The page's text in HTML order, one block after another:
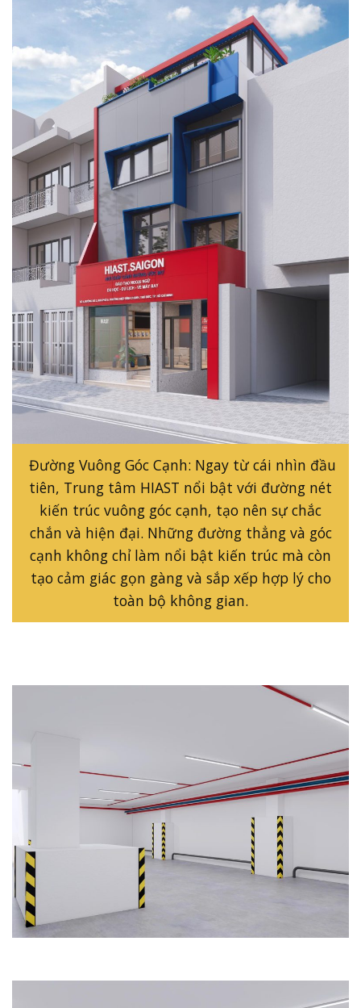
Đường Vuông Góc Cạnh: Ngay từ cái nhìn đầu
tiên, Trung tâm HIAST nổi bật với đường nét
kiến trúc vuông góc cạnh, tạo nên sự chắc
chắn và hiện đại. Những đường thẳng và góc
cạnh không chỉ làm nổi bật kiến trúc mà còn
tạo cảm giác gọn gàng và sắp xếp hợp lý cho
toàn bộ không gian.